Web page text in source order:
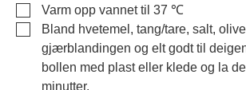
▢
Varm opp vannet til 37 ℃
▢
Bland hvetemel, tang/tare, salt,
gjærblandingen og elt godt til
bollen med plast eller klede og la
minutter.